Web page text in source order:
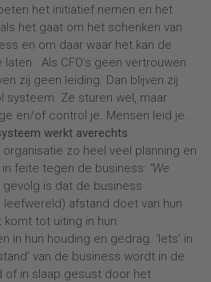
het initiatief nemen en het
het gaat om het schenken van
en om daar waar het kan de
Als CFO’s geen vertrouwen
zij geen leiding. Dan blijven zij
systeem. Ze sturen wel, maar
en/of control je. Mensen leid je.
werkt averechts
zo heel veel planning en
feite tegen de business: “We
gevolg is dat de business
afstand doet van hun
tot uiting in hun
in hun houding en gedrag. ‘Iets’ in
van de business wordt in de
of in slaap gesust door het